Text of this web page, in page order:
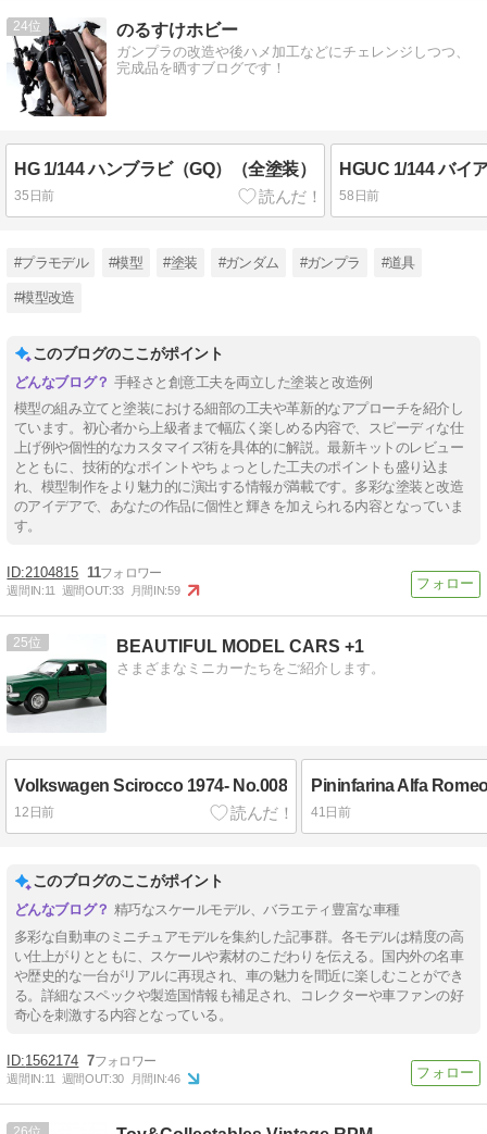
24 のるすけホビー
ガンプラの改造や後ハメ加工などにチェレンジしつつ、
完成品を晒すブログです！
HG 1/144 ハンブラビ（GQ）（全塗装）
35日前
HGUC 1/144 バイ
58日前
#プラモデル #模型 #塗装 #ガンダム #ガンプラ #道具
#模型改造
このブログのここがポイント
手軽さと創意工夫を両立した塗装と改造例
模型の組み立てと塗装における細部の工夫や革新的なアプローチを紹介し
ています。初心者から上級者まで幅広く楽しめる内容で、スピーディな仕
上げ例や個性的なカスタマイズ術を具体的に解説。最新キットのレビュー
とともに、技術的なポイントやちょっとした工夫のポイントも盛り込ま
れ、模型制作をより魅力的に演出する情報が満載です。多彩な塗装と改造
のアイデアで、あなたの作品に個性と輝きを加えられる内容となっていま
す。
2104815 11
週間IN:11 週間OUT:33 月間IN:59
25 BEAUTIFUL MODEL CARS +1
さまざまなミニカーたちをご紹介します。
Volkswagen Scirocco 1974- No.008
12日前 41日前
このブログのここがポイント
精巧なスケールモデル、バラエティ豊富な車種
多彩な自動車のミニチュアモデルを集約した記事群。各モデルは精度の高
い仕上がりとともに、スケールや素材のこだわりを伝える。国内外の名車
や歴史的な一台がリアルに再現され、車の魅力を間近に楽しむことができ
る。詳細なスペックや製造国情報も補足され、コレクターや車ファンの好
奇心を刺激する内容となっている。
1562174 7
週間IN:11 週間OUT:30 月間IN:46